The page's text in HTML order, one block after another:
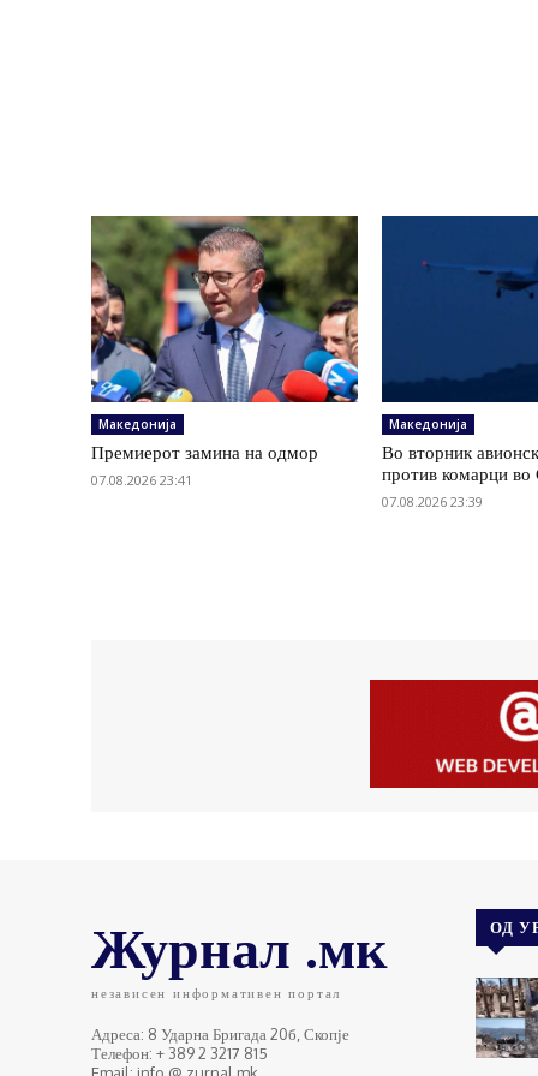
Македонија
Премиерот замина на одмор
07.08.2026 23:41
Македонија
Во вторник
против комарци во
07.08.2026 23:39
Журнал .мк
независен информативен портал
Адреса: 8 Ударна Бригада 20б, Скопје
Телефон: + 389 2 3217 815
ОД